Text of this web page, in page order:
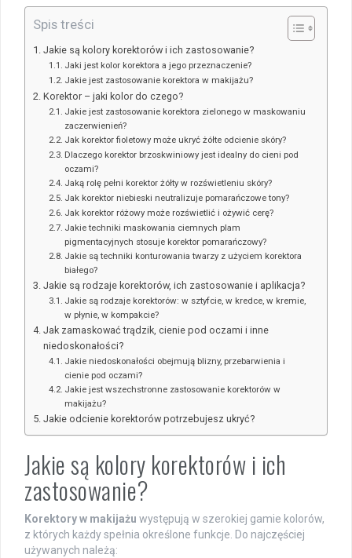
Spis treści
Jakie są kolory korektorów i ich zastosowanie?
Jaki jest kolor korektora a jego przeznaczenie?
Jakie jest zastosowanie korektora w makijażu?
Korektor – jaki kolor do czego?
Jakie jest zastosowanie korektora zielonego w maskowaniu
zaczerwienień?
Jak korektor fioletowy może ukryć żółte odcienie skóry?
Dlaczego korektor brzoskwiniowy jest idealny do cieni pod
oczami?
Jaką rolę pełni korektor żółty w rozświetleniu skóry?
Jak korektor niebieski neutralizuje pomarańczowe tony?
Jak korektor różowy może rozświetlić i ożywić cerę?
Jakie techniki maskowania ciemnych plam
pigmentacyjnych stosuje korektor pomarańczowy?
Jakie są techniki konturowania twarzy z użyciem korektora
białego?
Jakie są rodzaje korektorów, ich zastosowanie i aplikacja?
Jakie są rodzaje korektorów: w sztyfcie, w kredce, w kremie,
w płynie, w kompakcie?
Jak zamaskować trądzik, cienie pod oczami i inne
niedoskonałości?
Jakie niedoskonałości obejmują blizny, przebarwienia i
cienie pod oczami?
Jakie jest wszechstronne zastosowanie korektorów w
makijażu?
Jakie odcienie korektorów potrzebujesz ukryć?
Jakie są kolory korektorów i ich
zastosowanie?
Korektory w makijażu występują w szerokiej gamie kolorów,
z których każdy spełnia określone funkcje. Do najczęściej
używanych należą: